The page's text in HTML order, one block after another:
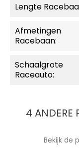
Lengte
Afmetingen
Racebaan:
Schaalgrote
Raceauto:
4 ANDERE
Bekijk de